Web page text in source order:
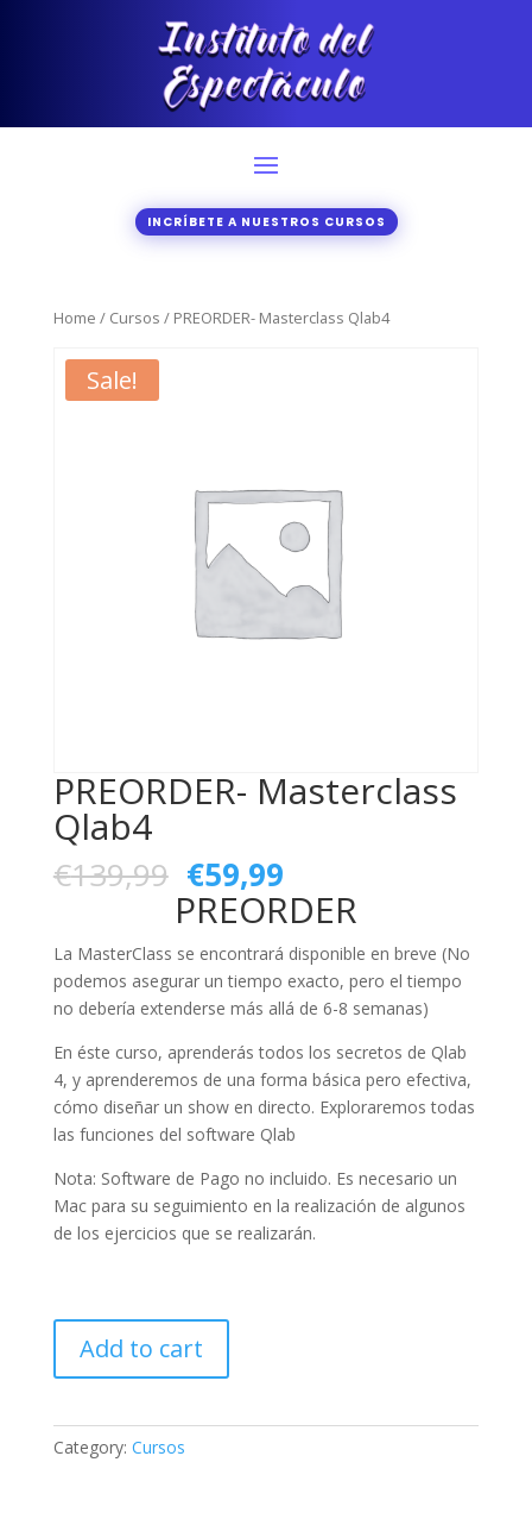
INCRÍBETE A NUESTROS CURSOS
Home / Cursos / PREORDER- Masterclass Qlab4
Sale!
PREORDER- Masterclass
Qlab4
€139,99 €59,99
PREORDER
La MasterClass se encontrará disponible en breve (No
podemos asegurar un tiempo exacto, pero el tiempo
no debería extenderse más allá de 6-8 semanas)
En éste curso, aprenderás todos los secretos de Qlab
4, y aprenderemos de una forma básica pero efectiva,
cómo diseñar un show en directo. Exploraremos todas
las funciones del software Qlab
Nota: Software de Pago no incluido. Es necesario un
Mac para su seguimiento en la realización de algunos
de los ejercicios que se realizarán.
Add to cart
Category: Cursos